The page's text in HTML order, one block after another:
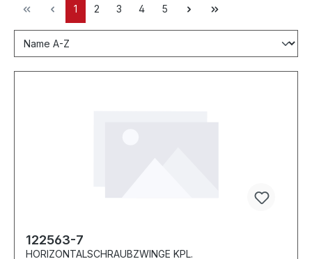
1 2 3 4 5
122563-7
HORIZONTALSCHRAUBZWINGE KPL.